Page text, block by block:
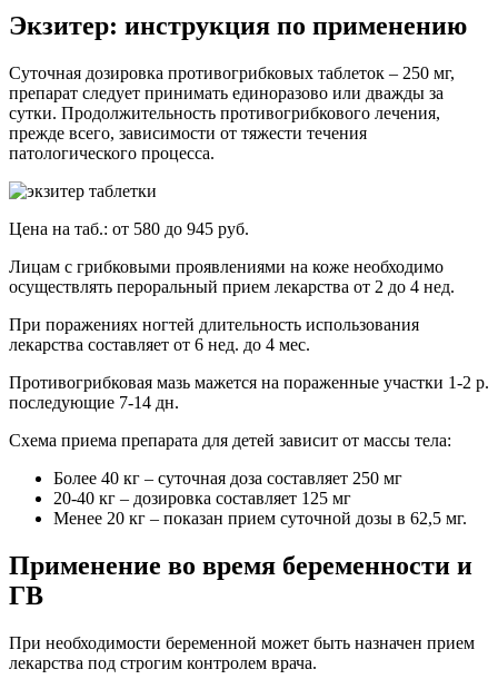
Экзитер: инструкция по применению
Суточная дозировка противогрибковых таблеток – 250 мг,
препарат следует принимать единоразово или дважды за
сутки. Продолжительность противогрибкового лечения,
прежде всего, зависимости от тяжести течения
патологического процесса.
Цена на таб.: от 580 до 945 руб.
Лицам с грибковыми проявлениями на коже необходимо
осуществлять пероральный прием лекарства от 2 до 4 нед.
При поражениях ногтей длительность использования
лекарства составляет от 6 нед. до 4 мес.
Противогрибковая мазь мажется на пораженные участки 1-2 р.
последующие 7-14 дн.
Схема приема препарата для детей зависит от массы тела:
Более 40 кг – суточная доза составляет 250 мг
20-40 кг – дозировка составляет 125 мг
Менее 20 кг – показан прием суточной дозы в 62,5 мг.
Применение во время беременности и
ГВ
При необходимости беременной может быть назначен прием
лекарства под строгим контролем врача.